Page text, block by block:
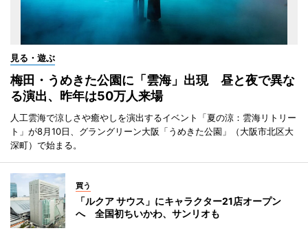
見る・遊ぶ
梅田・うめきた公園に「雲海」出現 昼と夜で異な
る演出、昨年は50万人来場
人工雲海で涼しさや癒やしを演出するイベント「夏の涼：雲海リトリー
ト」が8月10日、グラングリーン大阪「うめきた公園」（大阪市北区大
深町）で始まる。
買う
「ルクア サウス」にキャラクター21店オープン
へ 全国初ちいかわ、サンリオも